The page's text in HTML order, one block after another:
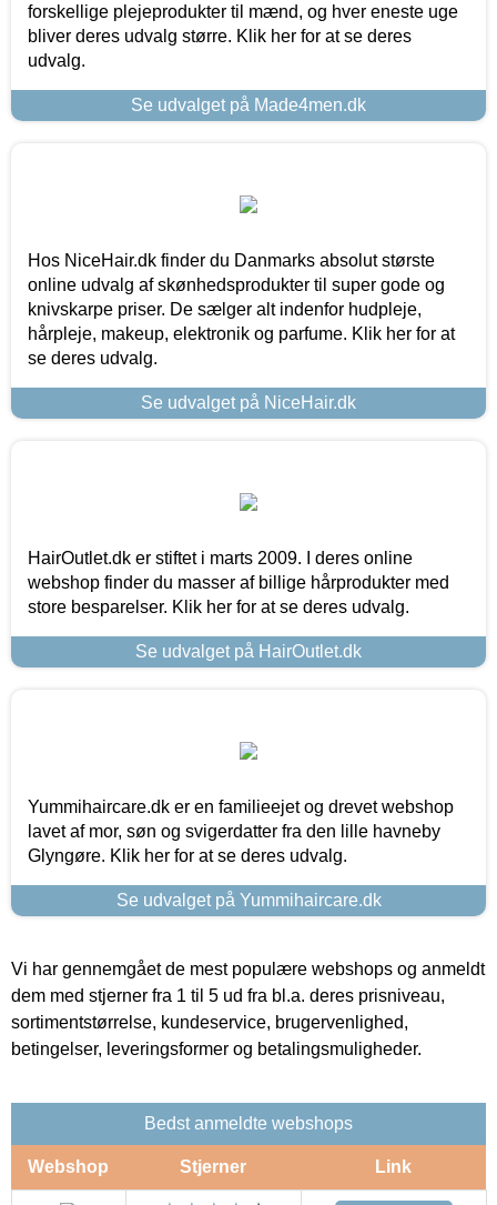
forskellige plejeprodukter til mænd, og hver eneste uge
bliver deres udvalg større. Klik her for at se deres
udvalg.
Se udvalget på Made4men.dk
Hos NiceHair.dk finder du Danmarks absolut største
online udvalg af skønhedsprodukter til super gode og
knivskarpe priser. De sælger alt indenfor hudpleje,
hårpleje, makeup, elektronik og parfume. Klik her for at
se deres udvalg.
Se udvalget på NiceHair.dk
HairOutlet.dk er stiftet i marts 2009. I deres online
webshop finder du masser af billige hårprodukter med
store besparelser. Klik her for at se deres udvalg.
Se udvalget på HairOutlet.dk
Yummihaircare.dk er en familieejet og drevet webshop
lavet af mor, søn og svigerdatter fra den lille havneby
Glyngøre. Klik her for at se deres udvalg.
Se udvalget på Yummihaircare.dk
Vi har gennemgået de mest populære webshops og anmeldt
dem med stjerner fra 1 til 5 ud fra bl.a. deres prisniveau,
sortimentstørrelse, kundeservice, brugervenlighed,
betingelser, leveringsformer og betalingsmuligheder.
Bedst anmeldte webshops
Webshop Stjerner Link